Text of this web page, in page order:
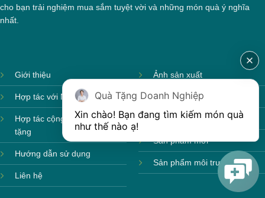
cho bạn trải nghiệm mua sắm tuyệt vời và những món quà ý nghĩa
nhất.
Giới thiệu
Hợp tác với Nhà cung cấp
Hợp tác cộng tác viên quà
tặng
Hướng dẫn sử dụng
Liên hệ
Ảnh sản xuất
Sản phẩm theo mùa
Sản phẩm sẵn hàng
Sản phẩm mới
Sản phẩm môi trường
Quà Tặng Doanh Nghiệp
Xin chào! Bạn đang tìm kiếm món quà
như thế nào ạ!